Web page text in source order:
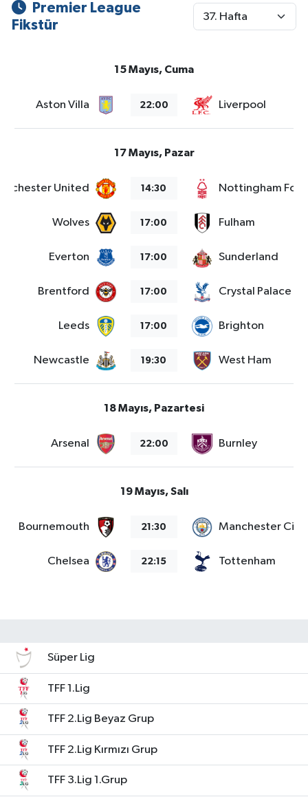
Premier League
Fikstür
15 Mayıs, Cuma
Aston Villa 22:00 Liverpool
17 Mayıs, Pazar
United 14:30 Nottingham
Wolves 17:00 Fulham
Everton 17:00 Sunderland
Brentford 17:00 Crystal Palace
Leeds 17:00 Brighton
Newcastle 19:30 West Ham
18 Mayıs, Pazartesi
Arsenal 22:00 Burnley
19 Mayıs, Salı
Bournemouth 21:30 Manchester City
Chelsea 22:15 Tottenham
Süper Lig
TFF 1.Lig
TFF 2.Lig Beyaz Grup
TFF 2.Lig Kırmızı Grup
TFF 3.Lig 1.Grup